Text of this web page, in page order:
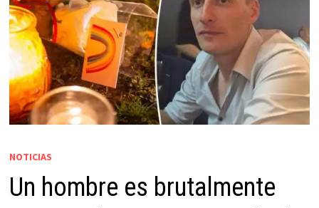
NOTICIAS
Un hombre es brutalmente